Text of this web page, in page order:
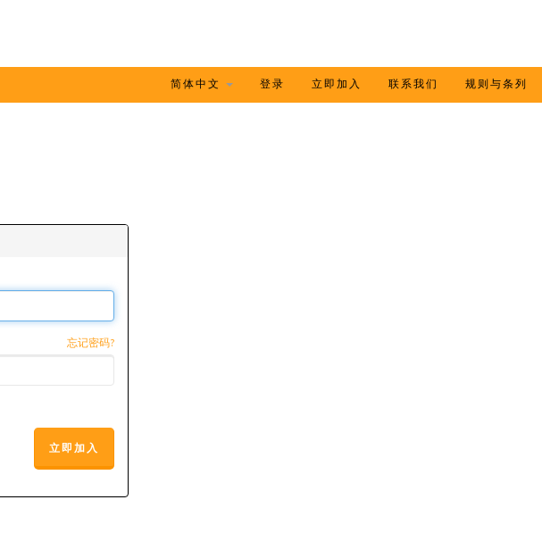
登录 立即加入 联系我们 规则与条列
忘记密码?
立即加入